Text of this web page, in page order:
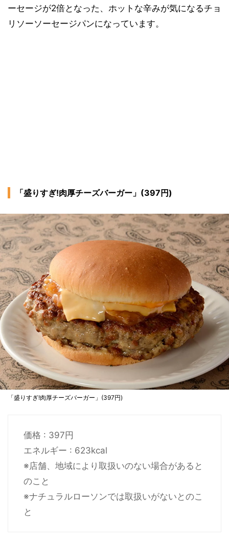
ーセージが2倍となった、ホットな辛みが気になるチョ
リソーソーセージパンになっています。
「盛りすぎ!肉厚チーズバーガー」(397円)
「盛りすぎ!肉厚チーズバーガー」(397円)
価格 : 397円
エネルギー : 623kcal
※店舗、地域により取扱いのない場合があると
のこと
※ナチュラルローソンでは取扱いがないとのこ
と